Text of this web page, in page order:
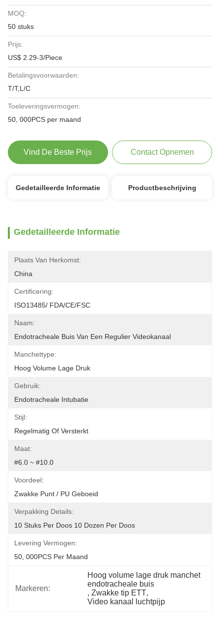
MOQ:
50 stuks
Prijs:
US$ 2.29-3/Piece
Betalingsvoorwaarden:
T/T,L/C
Toeleveringsvermogen:
50, 000PCS per maand
Vind De Beste Prijs Contact Opnemen
Gedetailleerde Informatie Productbeschrijving
Gedetailleerde Informatie
Plaats Van Herkomst:
China
Certificering:
ISO13485/ FDA/CE/FSC
Naam:
Endotracheale Buis Van Een Regulier Videokanaal
Manchettype:
Hoog Volume Lage Druk
Gebruik:
Endotracheale Intubatie
Stijl:
Regelmatig Of Versterkt
Maat:
#6.0 ~ #10.0
Voordeel:
Zwakke Punt / PU Geboeid
Verpakking Details:
10 Stuks Per Doos 10 Dozen Per Doos
Levering Vermogen:
50, 000PCS Per Maand
Markeren:
Hoog volume lage druk manchet
endotracheale buis
, Zwakke tip ETT,
Video kanaal luchtpijp